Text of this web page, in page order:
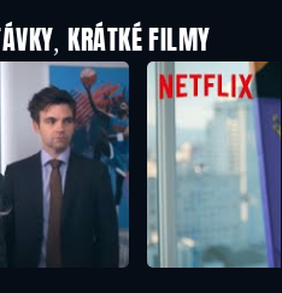
KRÁTKÉ FILMY